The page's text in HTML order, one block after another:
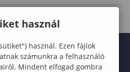
használ
használ. Ezen fájlok
számunkra a felhasználó
Mindent elfogad gombra